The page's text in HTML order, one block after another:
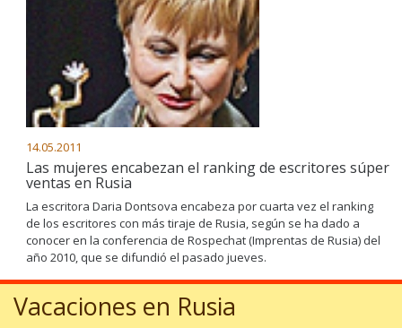
14.05.2011
Las mujeres encabezan el ranking de escritores súper
ventas en Rusia
La escritora Daria Dontsova encabeza por cuarta vez el ranking
de los escritores con más tiraje de Rusia, según se ha dado a
conocer en la conferencia de Rospechat (Imprentas de Rusia) del
año 2010, que se difundió el pasado jueves.
Vacaciones en Rusia